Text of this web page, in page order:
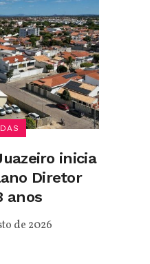
inicia
Diretor
anos
de 2026